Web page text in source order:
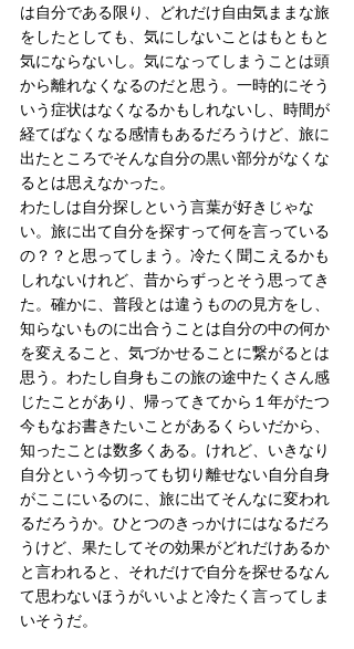
は自分である限り、どれだけ自由気ままな旅
をしたとしても、気にしないことはもともと
気にならないし。気になってしまうことは頭
から離れなくなるのだと思う。一時的にそう
いう症状はなくなるかもしれないし、時間が
経てばなくなる感情もあるだろうけど、旅に
出たところでそんな自分の黒い部分がなくな
るとは思えなかった。
わたしは自分探しという言葉が好きじゃな
い。旅に出て自分を探すって何を言っている
の？？と思ってしまう。冷たく聞こえるかも
しれないけれど、昔からずっとそう思ってき
た。確かに、普段とは違うものの見方をし、
知らないものに出合うことは自分の中の何か
を変えること、気づかせることに繋がるとは
思う。わたし自身もこの旅の途中たくさん感
じたことがあり、帰ってきてから１年がたつ
今もなお書きたいことがあるくらいだから、
知ったことは数多くある。けれど、いきなり
自分という今切っても切り離せない自分自身
がここにいるのに、旅に出てそんなに変われ
るだろうか。ひとつのきっかけにはなるだろ
うけど、果たしてその効果がどれだけあるか
と言われると、それだけで自分を探せるなん
て思わないほうがいいよと冷たく言ってしま
いそうだ。